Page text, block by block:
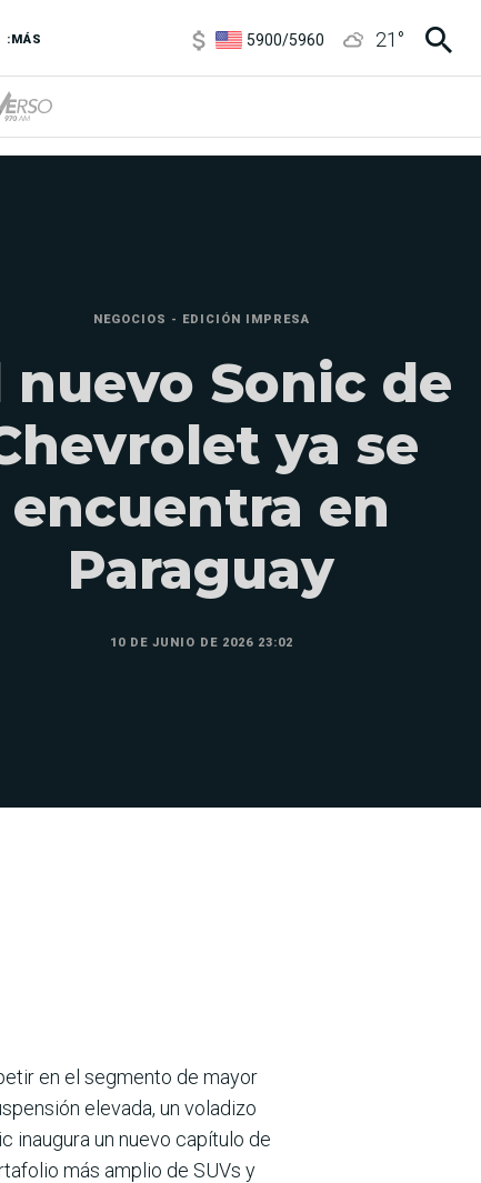
:MÁS
1100/1160
3,8/4
21 °
NEGOCIOS - EDICIÓN IMPRESA
nuevo Sonic de
ya se
encuentra en
Paraguay
10 DE JUNIO DE 2026 23:02
en el seg­mento de mayor
elevada, un voladizo
inaugura un nuevo capítulo de
más amplio de SUVs y